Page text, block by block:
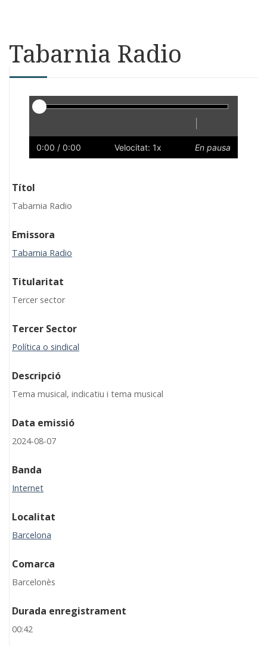
Tabarnia Radio
Reproductor
Lent
0:00 / 0:00 Velocitat: 1x En pausa
Títol
Tabarnia Radio
Emissora
Tabarnia Radio
Titularitat
Tercer sector
Tercer Sector
Política o sindical
Descripció
Tema musical, indicatiu i tema musical
Data emissió
2024-08-07
Banda
Internet
Localitat
Barcelona
Comarca
Barcelonès
Durada enregistrament
00:42